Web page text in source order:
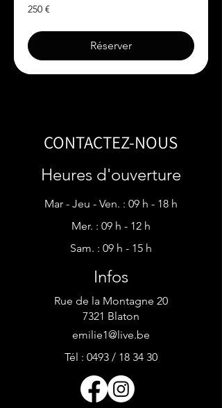
250
euros
250 €
Réserver
CONTACTEZ-NOUS
Heures d'ouverture
Mar - Jeu - Ven. : 09 h - 18 h
Mer. : 09 h - 12 h​​
Sam. : 09 h - 15 h
Infos
Rue de la Montagne 20
7321 Blaton
emilie1@live.be
Tél : 0493 / 18 34 30